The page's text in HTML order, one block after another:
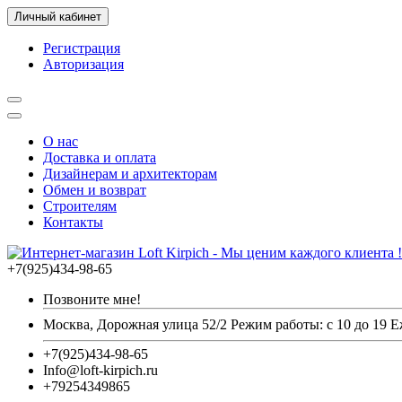
Личный кабинет
Регистрация
Авторизация
О нас
Доставка и оплата
Дизайнерам и архитекторам
Обмен и возврат
Строителям
Контакты
+7(925)434-98-65
Позвоните мне!
Москва, Дорожная улица 52/2 Режим работы: с 10 до 19
+7(925)434-98-65
Info@loft-kirpich.ru
+79254349865